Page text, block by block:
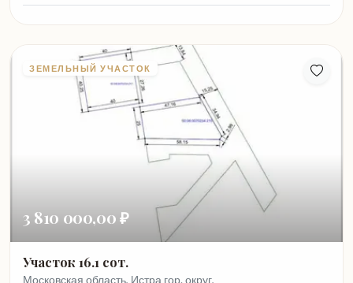
ЗЕМЕЛЬНЫЙ УЧАСТОК
3 810 000,00 ₽
Участок 16.1 сот.
Московская область, Истра гор. округ,